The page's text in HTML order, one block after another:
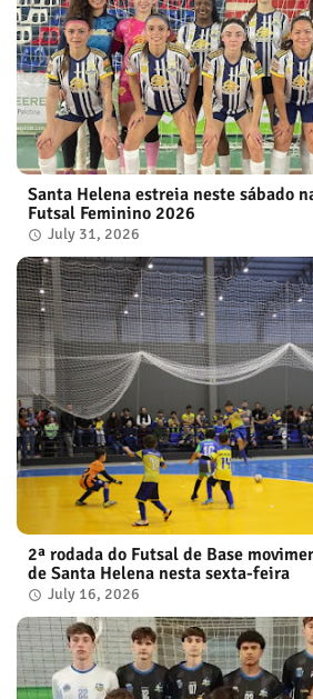
Santa Helena estreia neste sábado
Futsal Feminino 2026
July 31, 2026
2ª rodada do Futsal de Base
de Santa Helena nesta sexta-feira
July 16, 2026